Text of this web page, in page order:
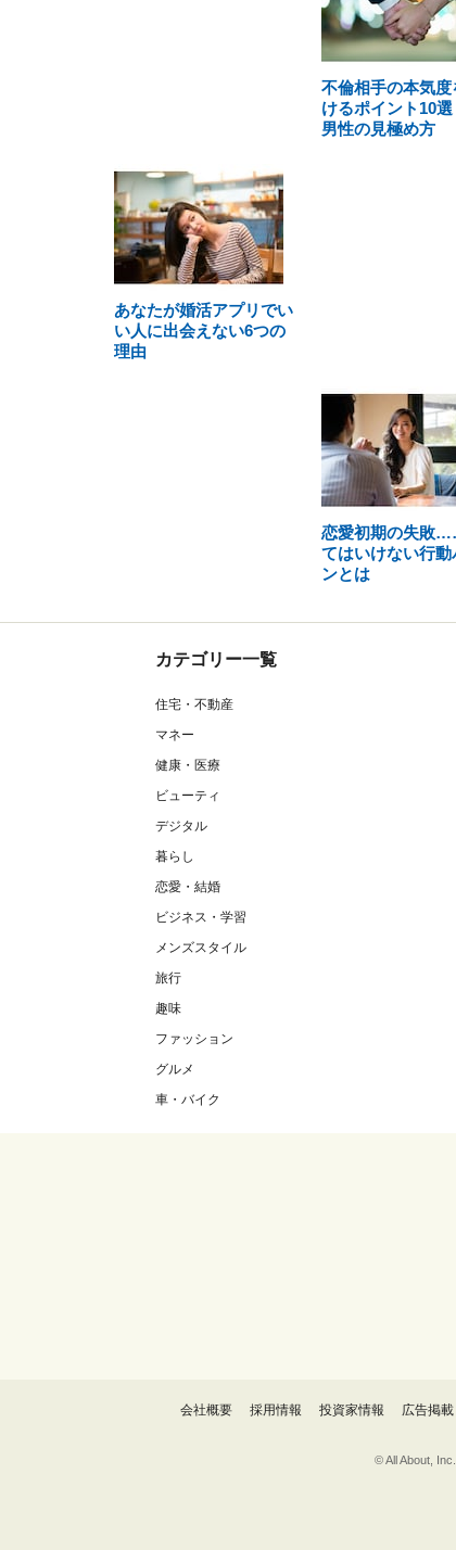
不倫相手の本気度
けるポイント10
男性の見極め方
あなたが婚活アプリでい
い人に出会えない6つの
理由
恋愛初期の失敗
てはいけない行動
ンとは
カテゴリー一覧
住宅・不動産
マネー
健康・医療
ビューティ
デジタル
暮らし
恋愛・結婚
ビジネス・学習
メンズスタイル
旅行
趣味
ファッション
グルメ
車・バイク
会社概要 採用情報 投資家情報 広告掲載
© All About,